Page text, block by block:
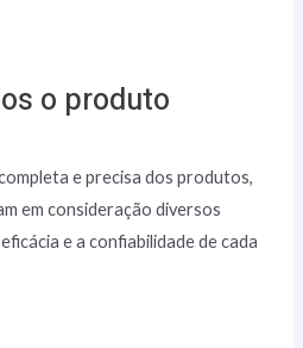
o produto
e precisa dos produtos,
em consideração diversos
e a confiabilidade de cada